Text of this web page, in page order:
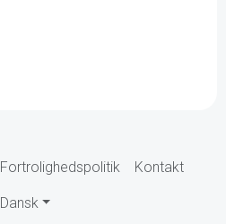
Fortrolighedspolitik Kontakt
Dansk